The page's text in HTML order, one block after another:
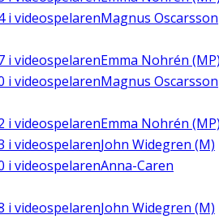
i videospelarenMagnus Oscarsson
i videospelarenEmma Nohrén
i videospelarenMagnus Oscarsson
i videospelarenEmma Nohrén
i videospelarenJohn Widegren (M)
i videospelarenAnna-Caren
i videospelarenJohn Widegren (M)